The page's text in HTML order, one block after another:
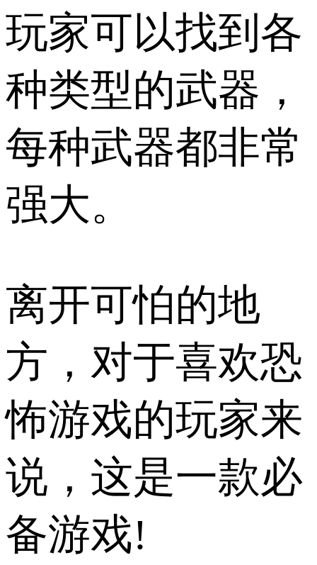
玩家可以找到各
种类型的武器，
每种武器都非常
强大。
离开可怕的地
方，对于喜欢恐
怖游戏的玩家来
说，这是一款必
备游戏!